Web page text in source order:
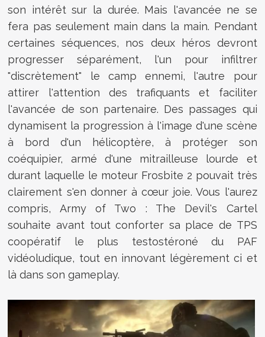
son intérêt sur la durée. Mais l'avancée ne se
fera pas seulement main dans la main. Pendant
certaines séquences, nos deux héros devront
progresser séparément, l'un pour infiltrer
"discrètement" le camp ennemi, l'autre pour
attirer l'attention des trafiquants et faciliter
l'avancée de son partenaire. Des passages qui
dynamisent la progression à l'image d'une scène
à bord d'un hélicoptère, à protéger son
coéquipier, armé d'une mitrailleuse lourde et
durant laquelle le moteur Frosbite 2 pouvait très
clairement s'en donner à cœur joie. Vous l'aurez
compris, Army of Two : The Devil's Cartel
souhaite avant tout conforter sa place de TPS
coopératif le plus testostéroné du PAF
vidéoludique, tout en innovant légèrement ci et
là dans son gameplay.